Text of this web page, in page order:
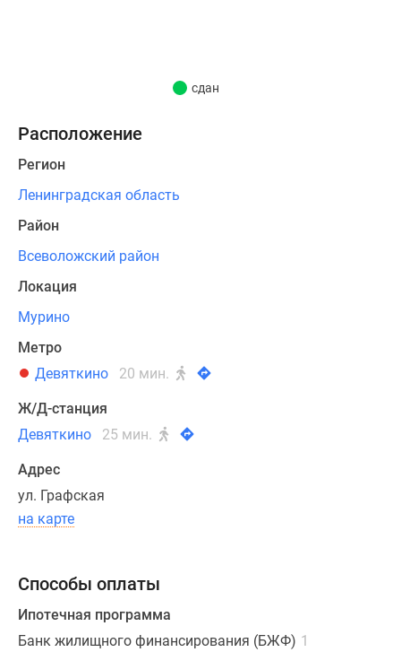
среда»:
парадных
с
земли,
организация
колясочных
комнат
в
холлах.
первом
этаже
запланированы
коммерческие
помещения
инфраструктуры
доступности.
В
сдан
Расположение
Регион
Ленинградская область
Район
Всеволожский район
Локация
Мурино
Метро
Девяткино
20 мин.
Ж/Д-станция
Девяткино
25 мин.
Адрес
ул. Графская
на карте
Способы оплаты
Ипотечная программа
Банк жилищного финансирования (БЖФ) 1